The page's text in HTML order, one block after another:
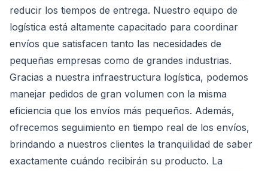
reducir los tiempos de entrega. Nuestro equipo de
logística está altamente capacitado para coordinar
envíos que satisfacen tanto las necesidades de
pequeñas empresas como de grandes industrias.
Gracias a nuestra infraestructura logística, podemos
manejar pedidos de gran volumen con la misma
eficiencia que los envíos más pequeños. Además,
ofrecemos seguimiento en tiempo real de los envíos,
brindando a nuestros clientes la tranquilidad de saber
exactamente cuándo recibirán su producto. La